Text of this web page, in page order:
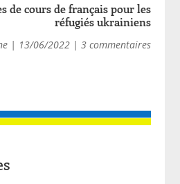
de cours de français pour les
réfugiés ukrainiens
| 13/06/2022| 3 commentaires